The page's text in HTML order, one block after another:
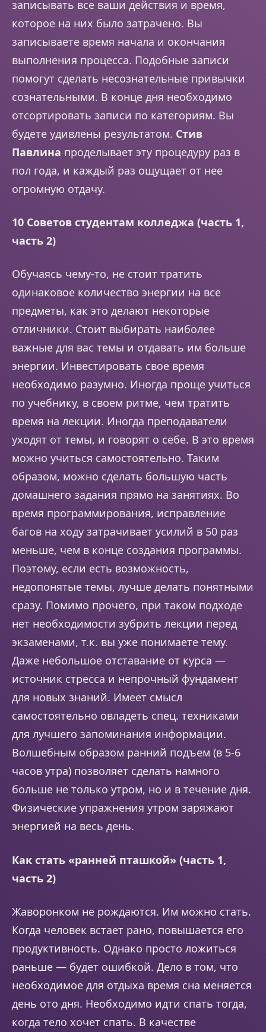
записывать все ваши действия и время,
которое на них было затрачено. Вы
записываете время начала и окончания
выполнения процесса. Подобные записи
помогут сделать несознательные привычки
сознательными. В конце дня необходимо
отсортировать записи по категориям. Вы
будете удивлены результатом. Стив
Павлина проделывает эту процедуру раз в
пол года, и каждый раз ощущает от нее
огромную отдачу.
10 Советов студентам колледжа (часть 1,
часть 2)
Обучаясь чему-то, не стоит тратить
одинаковое количество энергии на все
предметы, как это делают некоторые
отличники. Стоит выбирать наиболее
важные для вас темы и отдавать им больше
энергии. Инвестировать свое время
необходимо разумно. Иногда проще учиться
по учебнику, в своем ритме, чем тратить
время на лекции. Иногда преподаватели
уходят от темы, и говорят о себе. В это время
можно учиться самостоятельно. Таким
образом, можно сделать большую часть
домашнего задания прямо на занятиях. Во
время программирования, исправление
багов на ходу затрачивает усилий в 50 раз
меньше, чем в конце создания программы.
Поэтому, если есть возможность,
недопонятые темы, лучше делать понятными
сразу. Помимо прочего, при таком подходе
нет необходимости зубрить лекции перед
экзаменами, т.к. вы уже понимаете тему.
Даже небольшое отставание от курса —
источник стресса и непрочный фундамент
для новых знаний. Имеет смысл
самостоятельно овладеть спец. техниками
для лучшего запоминания информации.
Волшебным образом ранний подъем (в 5-6
часов утра) позволяет сделать намного
больше не только утром, но и в течение дня.
Физические упражнения утром заряжают
энергией на весь день.
Как стать «ранней пташкой» (часть 1,
часть 2)
Жаворонком не рождаются. Им можно стать.
Когда человек встает рано, повышается его
продуктивность. Однако просто ложиться
раньше — будет ошибкой. Дело в том, что
необходимое для отдыха время сна меняется
день ото дня. Необходимо идти спать тогда,
когда тело хочет спать. В качестве